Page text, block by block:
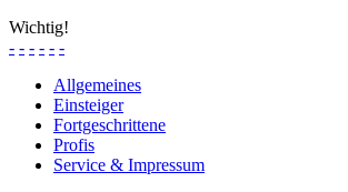
Wichtig!
- - - - - -
Allgemeines
Einsteiger
Fortgeschrittene
Profis
Service & Impressum